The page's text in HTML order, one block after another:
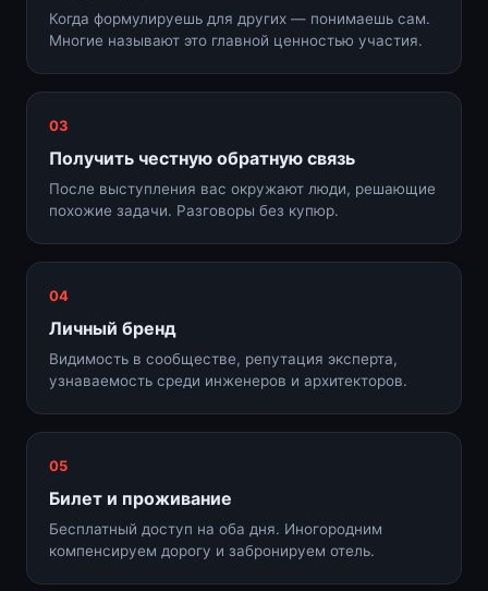
Когда формулируешь для других — понимаешь сам.
Многие называют это главной ценностью участия.
03
Получить честную обратную связь
После выступления вас окружают люди, решающие
похожие задачи. Разговоры без купюр.
04
Личный бренд
Видимость в сообществе, репутация эксперта,
узнаваемость среди инженеров и архитекторов.
05
Билет и проживание
Бесплатный доступ на оба дня. Иногородним
компенсируем дорогу и забронируем отель.